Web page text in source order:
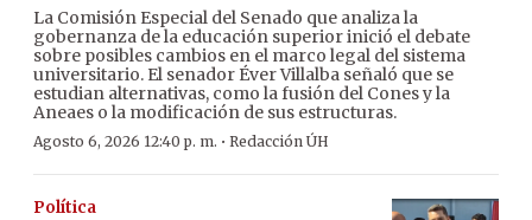
La Comisión Especial del Senado que analiza la
gobernanza de la educación superior inició el debate
sobre posibles cambios en el marco legal del sistema
universitario. El senador Éver Villalba señaló que se
estudian alternativas, como la fusión del Cones y la
Aneaes o la modificación de sus estructuras.
Agosto 6, 2026 12:40 p. m. · Redacción ÚH
Política